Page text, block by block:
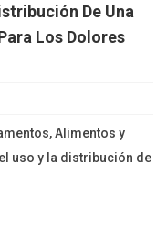
De Una
Los Dolores
Alimentos y
uso y la distribución de